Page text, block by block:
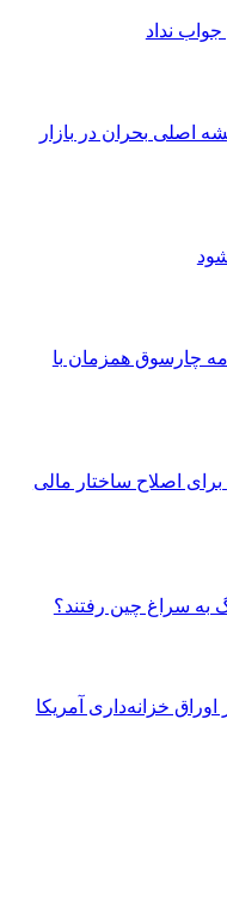
نداد
اصلی بحران در بازار
چارسوق همزمان با
اصلاح ساختار مالی
به سراغ چین رفتند؟
خزانه‌داری آمریکا